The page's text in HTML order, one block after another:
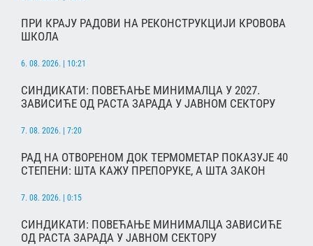
ПРИ КРАЈУ РАДОВИ НА РЕКОНСТРУКЦИЈИ КРОВОВА
ШКОЛА
6. 08. 2026. | 10:21
СИНДИКАТИ: ПОВЕЋАЊЕ МИНИМАЛЦА У 2027.
ЗАВИСИЋЕ ОД РАСТА ЗАРАДА У ЈАВНОМ СЕКТОРУ
7. 08. 2026. | 7:20
РАД НА ОТВОРЕНОМ ДОК ТЕРМОМЕТАР ПОКАЗУЈЕ 40
СТЕПЕНИ: ШТА КАЖУ ПРЕПОРУКЕ, А ШТА ЗАКОН
7. 08. 2026. | 0:15
СИНДИКАТИ: ПОВЕЋАЊЕ МИНИМАЛЦА ЗАВИСИЋЕ
ОД РАСТА ЗАРАДА У ЈАВНОМ СЕКТОРУ